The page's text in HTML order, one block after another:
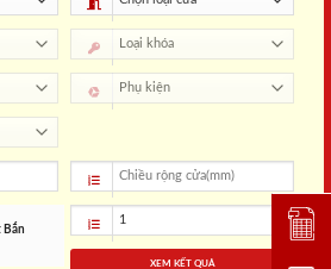
Bắn
XEM KẾT QUẢ
Đặt